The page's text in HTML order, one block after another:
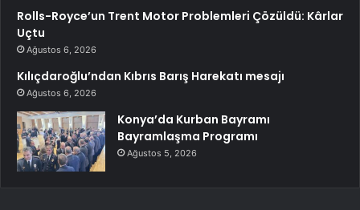
Rolls-Royce’un Trent Motor Problemleri Çözüldü: Kârlar
Uçtu
Ağustos 6, 2026
Kılıçdaroğlu’ndan Kıbrıs Barış Harekatı mesajı
Ağustos 6, 2026
Konya’da Kurban Bayramı
Bayramlaşma Programı
Ağustos 5, 2026